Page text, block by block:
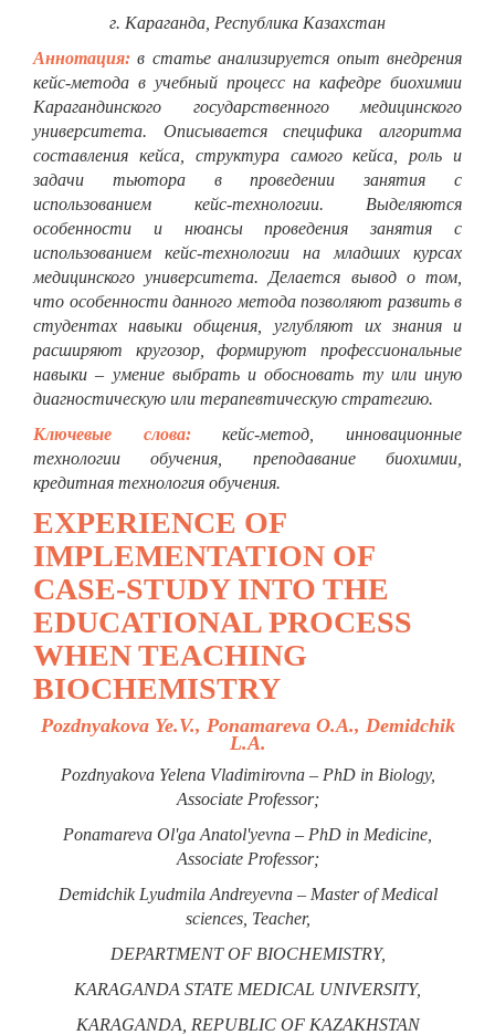
г. Караганда, Республика Казахстан
Аннотация:в статье анализируется опыт внедрения
кейс-метода в учебный процесс на кафедре биохимии
Карагандинского государственного медицинского
университета. Описывается специфика алгоритма
составления кейса, структура самого кейса, роль и
задачи тьютора в проведении занятия с
использованием кейс-технологии. Выделяются
особенности и нюансы проведения занятия с
использованием кейс-технологии на младших курсах
медицинского университета. Делается вывод о том,
что особенности данного метода позволяют развить в
студентах навыки общения, углубляют их знания и
расширяют кругозор, формируют профессиональные
навыки – умение выбрать и обосновать ту или иную
диагностическую или терапевтическую стратегию.
Ключевые слова:кейс-метод, инновационные
технологии обучения, преподавание биохимии,
кредитная технология обучения.
EXPERIENCE OF
IMPLEMENTATION OF
CASE-STUDY INTO THE
EDUCATIONAL PROCESS
WHEN TEACHING
BIOCHEMISTRY
Pozdnyakova Ye.V., Ponamareva O.A., Demidchik
L.A.
Pozdnyakova Yelena Vladimirovna – PhD in Biology,
Associate Professor;
Ponamareva Ol'ga Anatol'yevna – PhD in Medicine,
Associate Professor;
Demidchik Lyudmila Andreyevna – Master of Medical
sciences, Teacher,
DEPARTMENT OF BIOCHEMISTRY,
KARAGANDA STATE MEDICAL UNIVERSITY,
KARAGANDA, REPUBLIC OF KAZAKHSTAN